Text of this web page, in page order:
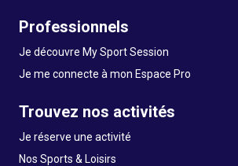
Professionnels
Je découvre My Sport Session
Je me connecte à mon Espace Pro
Trouvez nos activités
Je réserve une activité
Nos Sports & Loisirs